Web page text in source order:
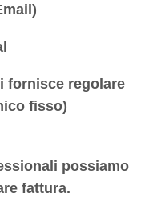
fornisce regolare
fisso)
possiamo
fattura.